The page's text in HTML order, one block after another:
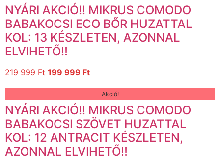
NYÁRI AKCIÓ!! MIKRUS COMODO
BABAKOCSI ECO BŐR HUZATTAL
KOL: 13 KÉSZLETEN, AZONNAL
ELVIHETŐ!!
219 999Ft 199 999 Ft
Akció!
NYÁRI AKCIÓ!! MIKRUS COMODO
BABAKOCSI SZÖVET HUZATTAL
KOL: 12 ANTRACIT KÉSZLETEN,
AZONNAL ELVIHETŐ!!